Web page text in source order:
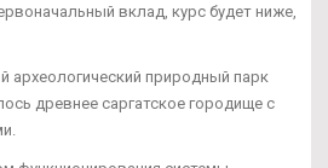
вклад, курс будет ниже,
археологический природный парк
древнее саргатское городище с